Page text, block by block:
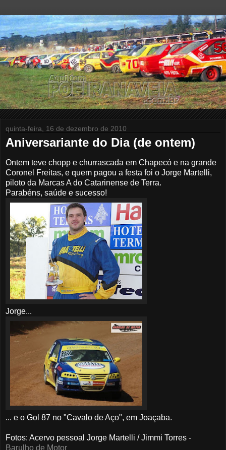
quinta-feira, 16 de dezembro de 2010
Aniversariante do Dia (de ontem)
Ontem teve chopp e churrascada em Chapecó e na grande
Coronel Freitas, e quem pagou a festa foi o Jorge Martelli,
piloto da Marcas A do Catarinense de Terra.
Parabéns, saúde e sucesso!
Jorge...
... e o Gol 87 no "Cavalo de Aço", em Joaçaba.
Fotos: Acervo pessoal Jorge Martelli / Jimmi Torres -
Barulho de Motor